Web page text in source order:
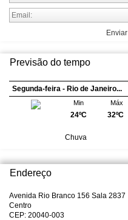
Enviar
Previsão do tempo
Segunda-feira - Rio de Janeiro...
Máx
32ºC
Min
24ºC
Chuva
Endereço
Avenida Rio Branco 156 Sala 2837
Centro
CEP: 20040-003